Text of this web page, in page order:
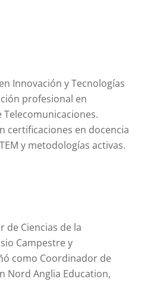
Innovación y Tecnologías
profesional en
certificaciones en docencia
y metodologías activas.
de Ciencias de la
Campestre y
como Coordinador de
Nord Anglia Education,